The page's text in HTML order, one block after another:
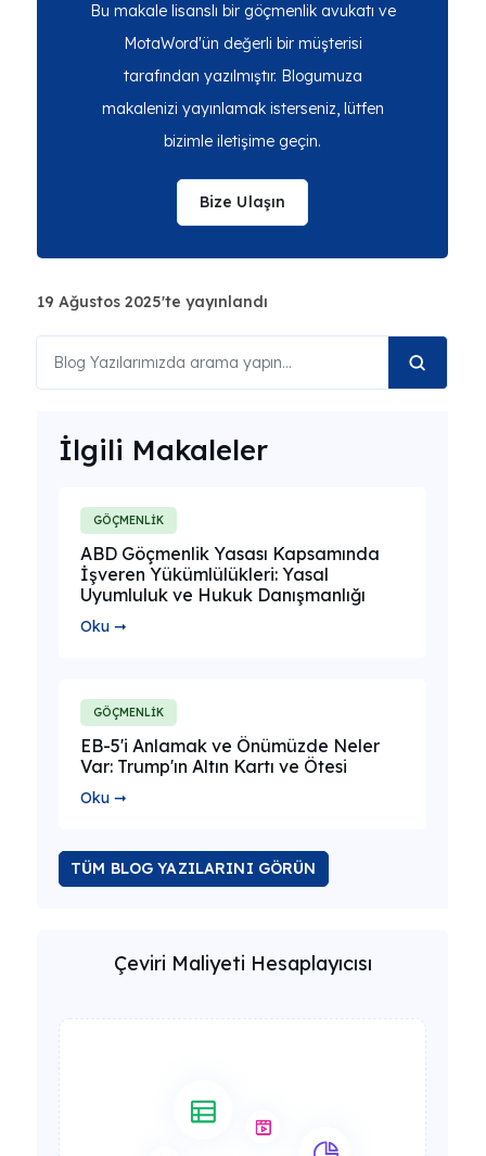
Bu makale lisanslı bir göçmenlik avukatı ve
MotaWord'ün değerli bir müşterisi
tarafından yazılmıştır. Blogumuza
makalenizi yayınlamak isterseniz, lütfen
bizimle iletişime geçin.
Bize Ulaşın
19 Ağustos 2025'te yayınlandı
İlgili Makaleler
GÖÇMENLİK
ABD Göçmenlik Yasası Kapsamında
İşveren Yükümlülükleri: Yasal
Uyumluluk ve Hukuk Danışmanlığı
Oku ➞
GÖÇMENLİK
EB-5'i Anlamak ve Önümüzde Neler
Var: Trump'ın Altın Kartı ve Ötesi
Oku ➞
TÜM BLOG YAZILARINI GÖRÜN
Çeviri Maliyeti Hesaplayıcısı